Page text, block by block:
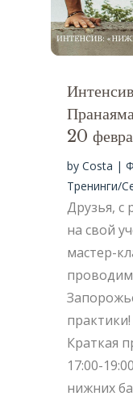
20
by Costa |
Тренинги/
Друзья, с
на свой
мастер-
Краткая
17:00-
нижних